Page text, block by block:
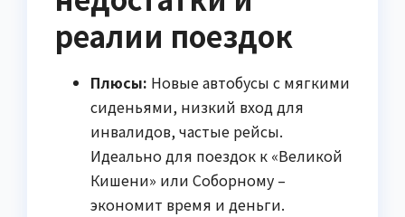
реалии поездок
Плюсы: Новые автобусы с мягкими
сиденьями, низкий вход для
инвалидов, частые рейсы.
Идеально для поездок к «Великой
Кишени» или Соборному –
экономит время и деньги.